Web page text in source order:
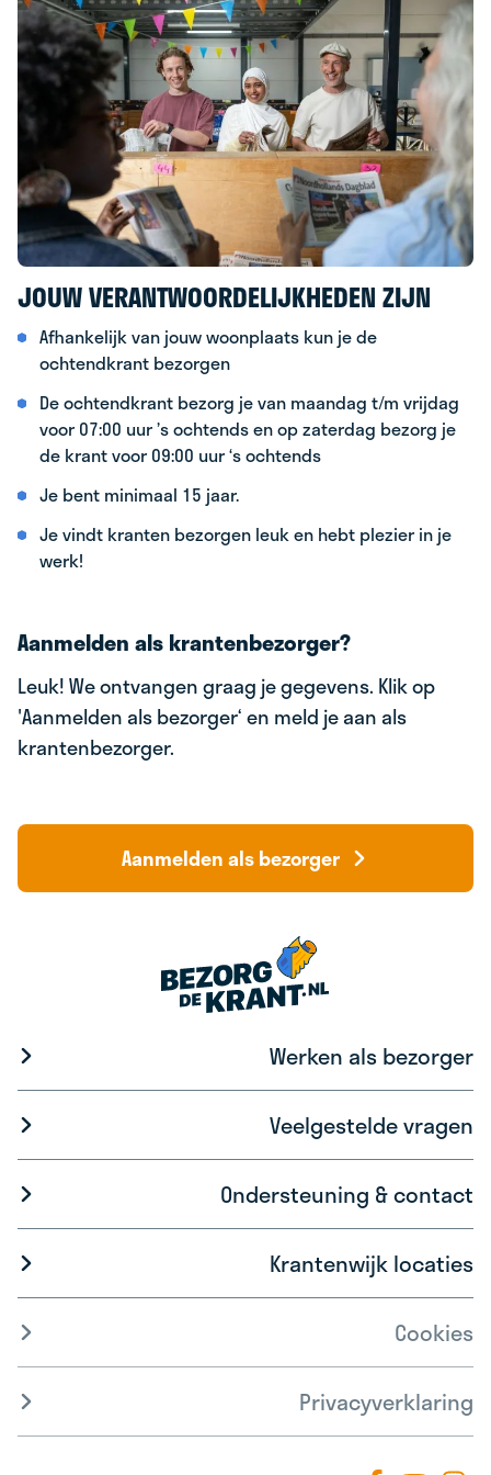
JOUW VERANTWOORDELIJKHEDEN ZIJN
Afhankelijk van jouw woonplaats kun je de
ochtendkrant bezorgen
De ochtendkrant bezorg je van maandag t/m vrijdag
voor 07:00 uur ’s ochtends en op zaterdag bezorg je
de krant voor 09:00 uur ‘s ochtends
Je bent minimaal 15 jaar.
Je vindt kranten bezorgen leuk en hebt plezier in je
werk!
Aanmelden als krantenbezorger?
Leuk! We ontvangen graag je gegevens. Klik op
'Aanmelden als bezorger‘ en meld je aan als
krantenbezorger.
Aanmelden als bezorger
Werken als bezorger
Veelgestelde vragen
Ondersteuning & contact
Krantenwijk locaties
Cookies
Privacyverklaring